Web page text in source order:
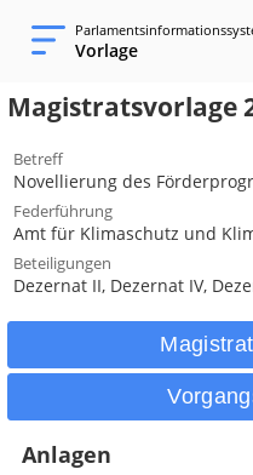
Vorlage
Magistratsvorlage
Betreff
Novellierung des
Federführung
Amt für Klimaschutz und
Beteiligungen
Dezernat II, Dezernat IV,
Anlagen